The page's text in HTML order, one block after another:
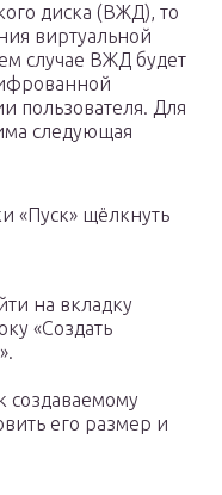
диска (ВЖД), то
виртуальной
случае ВЖД будет
пользователя. Для
следующая
«Пуск» щёлкнуть
на вкладку
«Создать
создаваемому
его размер и